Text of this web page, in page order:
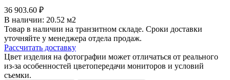
36 903.60 ₽
В наличии: 20.52 м2
Товар в наличии на транзитном складе. Сроки доставки
уточняйте у менеджера отдела продаж.
Рассчитать доставку
Цвет изделия на фотографии может отличаться от реального
из-за особенностей цветопередачи мониторов и условий
съемки.